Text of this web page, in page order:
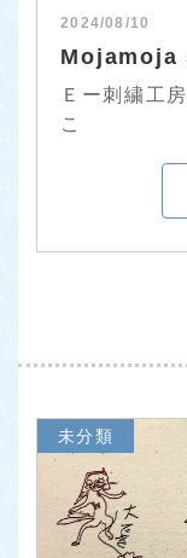
2024/08/10
Mojamoja
Ｅー刺繍工
こ
未分類